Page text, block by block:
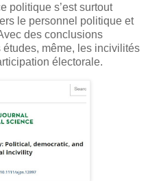
politique s’est surtout
le personnel politique et
des conclusions
même, les incivilités
électorale.